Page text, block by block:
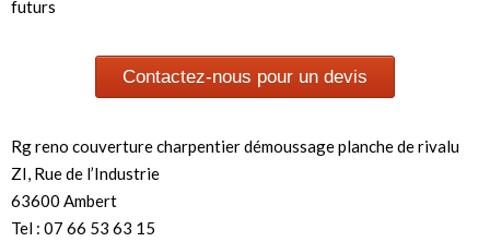
futurs
Contactez-nous pour un devis
Rg reno couverture charpentier démoussage planche de rivalu
ZI, Rue de l’Industrie
63600 Ambert
Tel : 07 66 53 63 15